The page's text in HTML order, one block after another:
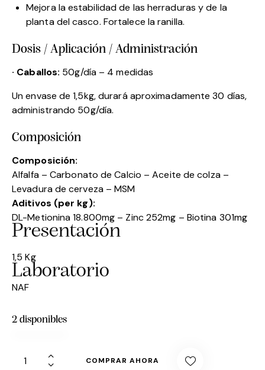
Mejora la estabilidad de las herraduras y de la
planta del casco. Fortalece la ranilla.
Dosis / Aplicación / Administración
· Caballos: 50g/día – 4 medidas
Un envase de 1,5kg, durará aproximadamente 30 días,
administrando 50g/día.
Composición
Composición:
Alfalfa – Carbonato de Calcio – Aceite de colza –
Levadura de cerveza – MSM
Aditivos (per kg):
DL-Metionina 18.800mg – Zinc 252mg – Biotina 301mg
Presentación
1,5 Kg
Laboratorio
NAF
2 disponibles
COMPRAR AHORA